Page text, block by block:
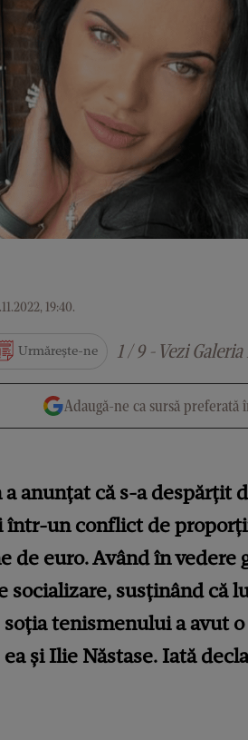
19:40.
Urmărește-ne 1 / 9 - Vezi
Adaugă-ne ca sursă preferată
a anunțat că s-a despărțit
un conflict de
de euro. Având în vedere
socializare, susținând că
soția tenismenului a avut
și Ilie Năstase. Iată